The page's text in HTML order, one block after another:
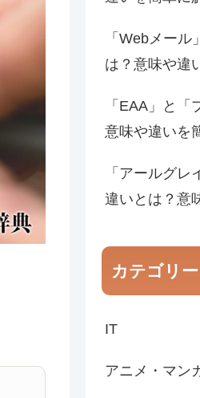
「Webメー
は？意味や違
「EAA」と「
意味や違いを
「アールグ
違いとは？意
カテゴリー
IT
アニメ・マン